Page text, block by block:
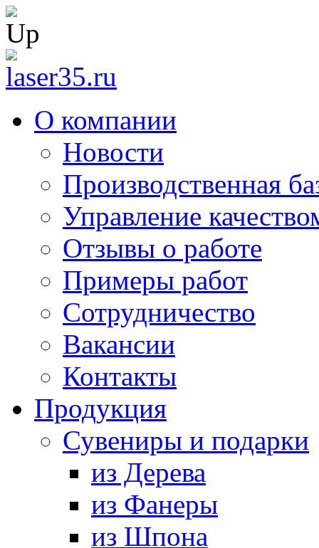
О компании
Новости
Производственная
Управление
Отзывы о работе
Примеры работ
Сотрудничество
Вакансии
Контакты
Продукция
Сувениры и подарки
из Дерева
из Фанеры
из Шпона